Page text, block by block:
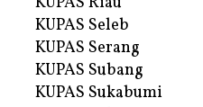
KUPAS Seleb
KUPAS Serang
KUPAS Subang
KUPAS Sukabumi